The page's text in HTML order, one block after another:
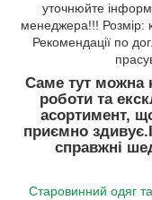
уточнюйте
менеджера!!! Розмір:
Рекомендації по
Саме тут можна
роботи та
асортимент,
приємно здивує.
справжні
Старовинний одяг